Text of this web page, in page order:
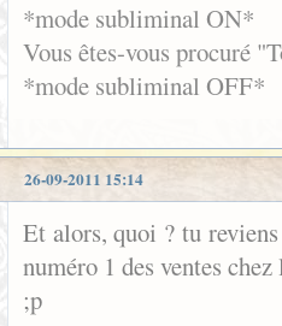
*mode subliminal ON*
Vous êtes-vous procuré
*mode subliminal OFF*
26-09-2011 15:14
Et alors, quoi ? tu
numéro 1 des ventes
;p